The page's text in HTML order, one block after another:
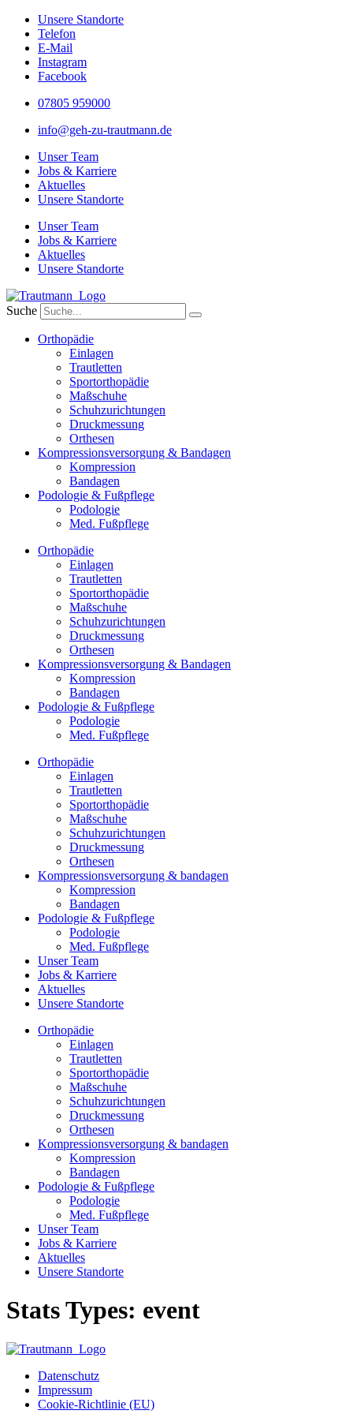
Unsere Standorte
Telefon
E-Mail
Instagram
Facebook
Zum
springen
07805 959000
info@geh-zu-trautmann.de
Unser Team
Jobs & Karriere
Aktuelles
Unsere Standorte
Unser Team
Jobs & Karriere
Aktuelles
Unsere Standorte
Suche
Orthopädie
Einlagen
Trautletten
Sportorthopädie
Maß­schuhe
Schuh­zurichtungen
Druck­messung
Orthesen
Kompressionsversorgung & Bandagen
Kompression
Bandagen
Podologie & Fußpflege
Podologie
Med. Fußpflege
Orthopädie
Einlagen
Trautletten
Sportorthopädie
Maß­schuhe
Schuh­zurichtungen
Druck­messung
Orthesen
Kompressionsversorgung & Bandagen
Kompression
Bandagen
Podologie & Fußpflege
Podologie
Med. Fußpflege
Orthopädie
Einlagen
Trautletten
Sport­orthopädie
Maß­schuhe
Schuh­zurichtungen
Druck­messung
Orthesen
Kompressionsversorgung & bandagen
Kompression
Bandagen
Podologie & Fußpflege
Podologie
Med. Fußpflege
Unser Team
Jobs & Karriere
Aktuelles
Unsere Standorte
Orthopädie
Einlagen
Trautletten
Sport­orthopädie
Maß­schuhe
Schuh­zurichtungen
Druck­messung
Orthesen
Kompressionsversorgung & bandagen
Kompression
Bandagen
Podologie & Fußpflege
Podologie
Med. Fußpflege
Unser Team
Jobs & Karriere
Aktuelles
Unsere Standorte
Stats Types: event
Datenschutz
Impressum
Cookie-Richtlinie (EU)